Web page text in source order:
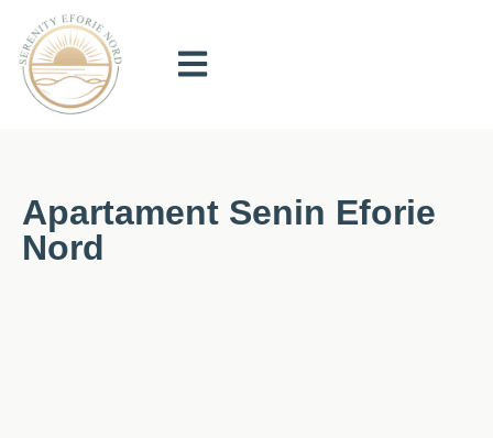
Apartament Senin Eforie
Nord